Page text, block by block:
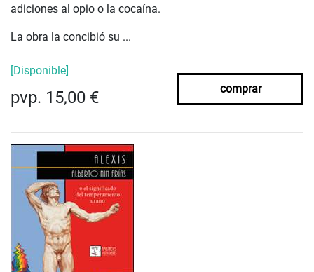
adiciones al opio o la cocaína.
La obra la concibió su ...
[Disponible]
pvp. 15,00 € comprar